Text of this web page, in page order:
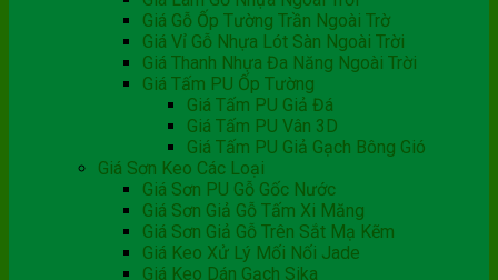
Giá Gỗ Ốp Tường Trần Ngoài Trờ
Giá Vỉ Gỗ Nhựa Lót Sàn Ngoài Trời
Giá Thanh Nhựa Đa Năng Ngoài Trời
Giá Tấm PU Ốp Tường
Giá Tấm PU Giả Đá
Giá Tấm PU Vân 3D
Giá Tấm PU Giả Gạch Bông Gió
Giá Sơn Keo Các Loại
Giá Sơn PU Gỗ Gốc Nước
Giá Sơn Giả Gỗ Tấm Xi Măng
Giá Sơn Giả Gỗ Trên Sắt Mạ Kẽm
Giá Keo Xử Lý Mối Nối Jade
Giá Keo Dán Gạch Sika